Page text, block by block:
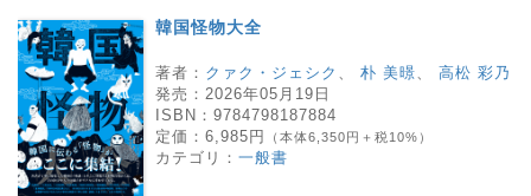
韓国怪物大全
著者： クァク・ジェシク 、 朴 美暻、 高松 彩乃
発売： 2026年05月19日
ISBN： 9784798187884
定価： 6,985円 （本体6,350円＋税10%）
カテゴリ： 一般書